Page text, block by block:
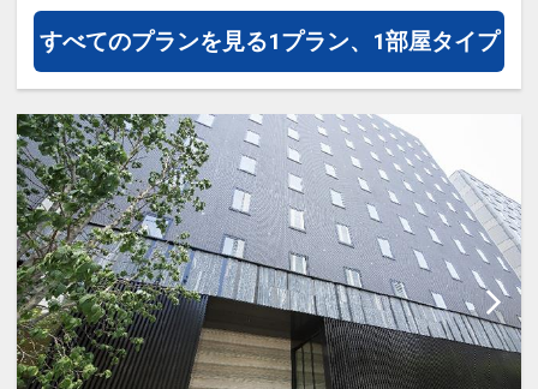
すべてのプランを見る1プラン、1部屋タイプ